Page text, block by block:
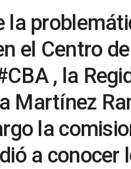
la
el Centro de
, la
Martínez
la
a conocer